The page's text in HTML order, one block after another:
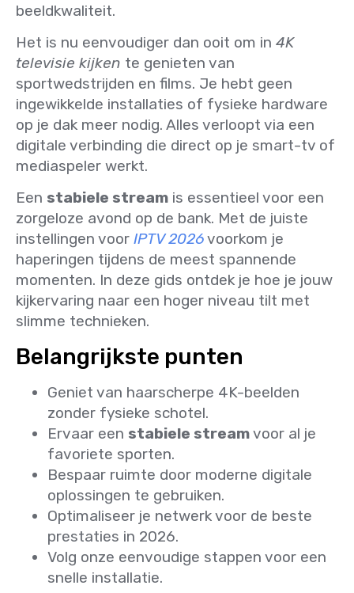
beeldkwaliteit.
Het is nu eenvoudiger dan ooit om in 4K
televisie kijken te genieten van
sportwedstrijden en films. Je hebt geen
ingewikkelde installaties of fysieke hardware
op je dak meer nodig. Alles verloopt via een
digitale verbinding die direct op je smart-tv of
mediaspeler werkt.
Een stabiele stream is essentieel voor een
zorgeloze avond op de bank. Met de juiste
instellingen voor IPTV 2026voorkom je
haperingen tijdens de meest spannende
momenten. In deze gids ontdek je hoe je jouw
kijkervaring naar een hoger niveau tilt met
slimme technieken.
Belangrijkste punten
Geniet van haarscherpe 4K-beelden
zonder fysieke schotel.
Ervaar een stabiele streamvoor al je
favoriete sporten.
Bespaar ruimte door moderne digitale
oplossingen te gebruiken.
Optimaliseer je netwerk voor de beste
prestaties in 2026.
Volg onze eenvoudige stappen voor een
snelle installatie.